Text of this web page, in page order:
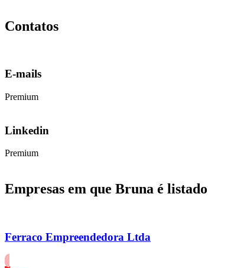
Contatos
E-mails
Premium
Linkedin
Premium
Empresas em que Bruna é listado
Ferraco Empreendedora Ltda